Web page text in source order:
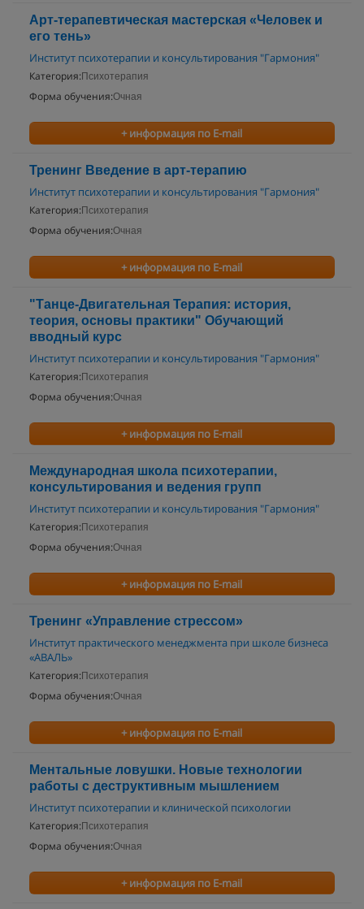
Арт-терапевтическая мастерская «Человек и
его тень»
Институт психотерапии и консультирования "Гармония"
Категория: Психотерапия
Форма обучения:Очная
+ информация по E-mail
Тренинг Введение в арт-терапию
Институт психотерапии и консультирования "Гармония"
Категория: Психотерапия
Форма обучения:Очная
+ информация по E-mail
"Танце-Двигательная Терапия: история,
теория, основы практики" Обучающий
вводный курс
Институт психотерапии и консультирования "Гармония"
Категория: Психотерапия
Форма обучения:Очная
+ информация по E-mail
Международная школа психотерапии,
консультирования и ведения групп
Институт психотерапии и консультирования "Гармония"
Категория: Психотерапия
Форма обучения:Очная
+ информация по E-mail
Тренинг «Управление стрессом»
Институт практического менеджмента при школе бизнеса
«АВАЛЬ»
Категория: Психотерапия
Форма обучения:Очная
+ информация по E-mail
Ментальные ловушки. Новые технологии
работы с деструктивным мышлением
Институт психотерапии и клинической психологии
Категория: Психотерапия
Форма обучения:Очная
+ информация по E-mail